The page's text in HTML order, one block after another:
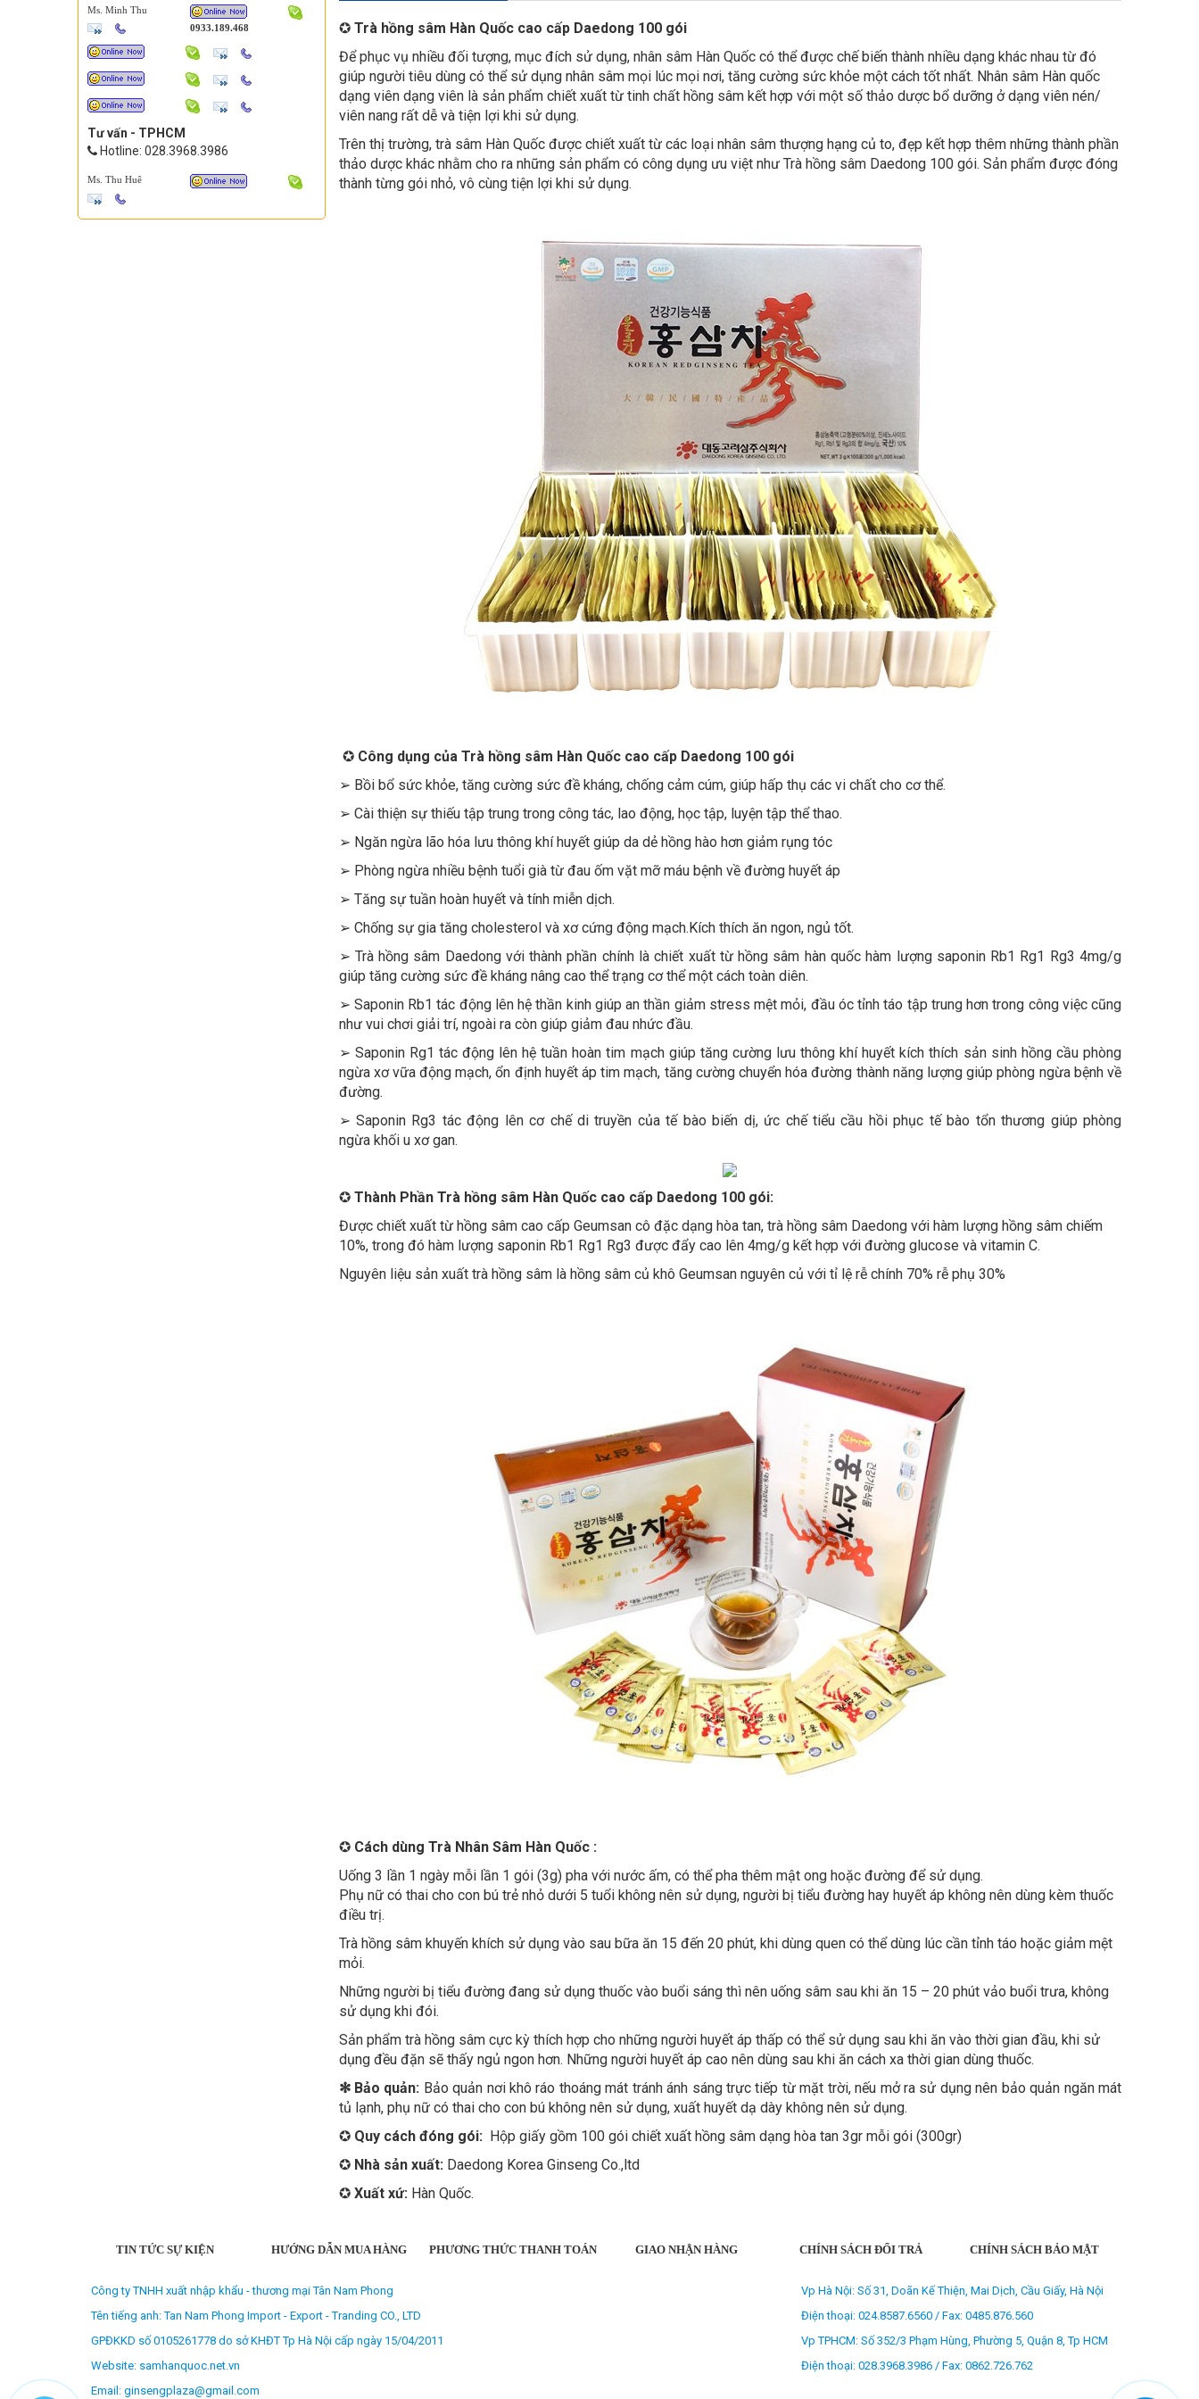
✪Trà hồng sâm Hàn Quốc cao cấp Daedong 100 gói
Để phục vụ nhiều đối tượng, mục đích sử dụng, nhân sâm Hàn Quốc có thể được chế biến thành nhiều dạng khác nhau từ đó
giúp người tiêu dùng có thể sử dụng nhân sâm mọi lúc mọi nơi, tăng cường sức khỏe một cách tốt nhất. Nhân sâm Hàn quốc
dạng viên dạng viên là sản phẩm chiết xuất từ tinh chất hồng sâm kết hợp với một số thảo dược bổ dưỡng ở dạng viên nén/
viên nang rất dễ và tiện lợi khi sử dụng.
Trên thị trường, trà sâm Hàn Quốc được chiết xuất từ các loại nhân sâm thượng hạng củ to, đẹp kết hợp thêm những thành phần
thảo dược khác nhằm cho ra những sản phẩm có công dụng ưu việt như Trà hồng sâm Daedong 100 gói. Sản phẩm được đóng
thành từng gói nhỏ, vô cùng tiện lợi khi sử dụng.
✪ Công dụng của Trà hồng sâm Hàn Quốc cao cấp Daedong 100 gói
➢ Bồi bổ sức khỏe, tăng cường sức đề kháng, chống cảm cúm, giúp hấp thụ các vi chất cho cơ thể.
➢ Cài thiện sự thiếu tập trung trong công tác, lao động, học tập, luyện tập thể thao.
➢ Ngăn ngừa lão hóa lưu thông khí huyết giúp da dẻ hồng hào hơn giảm rụng tóc
➢ Phòng ngừa nhiều bệnh tuổi già từ đau ốm vặt mỡ máu bệnh về đường huyết áp
➢ Tăng sự tuần hoàn huyết và tính miễn dịch.
➢ Chống sự gia tăng cholesterol và xơ cứng động mạch.Kích thích ăn ngon, ngủ tốt.
➢ Trà hồng sâm Daedong với thành phần chính là chiết xuất từ hồng sâm hàn quốc hàm lượng saponin Rb1 Rg1 Rg3 4mg/g
giúp tăng cường sức đề kháng nâng cao thể trạng cơ thể một cách toàn diên.
➢ Saponin Rb1 tác động lên hệ thần kinh giúp an thần giảm stress mệt mỏi, đầu óc tỉnh táo tập trung hơn trong công việc cũng
như vui chơi giải trí, ngoài ra còn giúp giảm đau nhức đầu.
➢ Saponin Rg1 tác động lên hệ tuần hoàn tim mạch giúp tăng cường lưu thông khí huyết kích thích sản sinh hồng cầu phòng
ngừa xơ vữa động mạch, ổn định huyết áp tim mạch, tăng cường chuyển hóa đường thành năng lượng giúp phòng ngừa bệnh về
đường.
➢ Saponin Rg3 tác động lên cơ chế di truyền của tế bào biến dị, ức chế tiểu cầu hồi phục tế bào tổn thương giúp phòng
ngừa khối u xơ gan.
✪Thành Phần Trà hồng sâm Hàn Quốc cao cấp Daedong 100 gói:
Được chiết xuất từ hồng sâm cao cấp Geumsan cô đặc dạng hòa tan, trà hồng sâm Daedong với hàm lượng hồng sâm chiếm
10%, trong đó hàm lượng saponin Rb1 Rg1 Rg3 được đẩy cao lên 4mg/g kết hợp với đường glucose và vitamin C.
Nguyên liệu sản xuất trà hồng sâm là hồng sâm củ khô Geumsan nguyên củ với tỉ lệ rễ chính 70% rễ phụ 30%
✪Cách dùng Trà Nhân Sâm Hàn Quốc :
Uống 3 lần 1 ngày mỗi lần 1 gói (3g) pha với nước ấm, có thể pha thêm mật ong hoặc đường để sử dụng.
Phụ nữ có thai cho con bú trẻ nhỏ dưới 5 tuổi không nên sử dụng, người bị tiểu đường hay huyết áp không nên dùng kèm thuốc
điều trị.
Trà hồng sâm khuyến khích sử dụng vào sau bữa ăn 15 đến 20 phút, khi dùng quen có thể dùng lúc cần tỉnh táo hoặc giảm mệt
mỏi.
Những người bị tiểu đường đang sử dụng thuốc vào buổi sáng thì nên uống sâm sau khi ăn 15 – 20 phút vảo buổi trưa, không
sử dụng khi đói.
Sản phẩm trà hồng sâm cực kỳ thích hợp cho những người huyết áp thấp có thể sử dụng sau khi ăn vào thời gian đầu, khi sử
dụng đều đặn sẽ thấy ngủ ngon hơn. Những người huyết áp cao nên dùng sau khi ăn cách xa thời gian dùng thuốc.
✻ Bảo quản: Bảo quản nơi khô ráo thoáng mát tránh ánh sáng trực tiếp từ mặt trời, nếu mở ra sử dụng nên bảo quản ngăn mát
tủ lạnh, phụ nữ có thai cho con bú không nên sử dụng, xuất huyết dạ dày không nên sử dụng.
✪ Quy cách đóng gói: Hộp giấy gồm 100 gói chiết xuất hồng sâm dạng hòa tan 3gr mỗi gói (300gr)
✪ Nhà sản xuất: Daedong Korea Ginseng Co.,ltd
✪Xuất xứ: Hàn Quốc.
Ms. Minh Thu
0933.189.468
Tư vấn - TPHCM
Hotline: 028.3968.3986
Ms. Thu Huê
TIN TỨC SỰ KIỆN HƯỚNG DẪN MUA HÀNG PHƯƠNG THỨC THANH TOÁN GIAO NHẬN HÀNG CHÍNH SÁCH ĐỔI TRẢ CHÍNH SÁCH BẢO MẬT
Công ty TNHH xuất nhập khẩu - thương mại Tân Nam Phong
Tên tiếng anh: Tan Nam Phong Import - Export - Tranding CO., LTD
GPĐKKD số 0105261778 do sở KHĐT Tp Hà Nội cấp ngày 15/04/2011
Website: samhanquoc.net.vn
Email: ginsengplaza@gmail.com
Vp Hà Nội: Số 31, Doãn Kế Thiện, Mai Dịch, Cầu Giấy, Hà Nội
Điện thoại: 024.8587.6560 / Fax: 0485.876.560
Vp TPHCM: Số 352/3 Phạm Hùng, Phường 5, Quận 8, Tp HCM
Điện thoại: 028.3968.3986 / Fax: 0862.726.762